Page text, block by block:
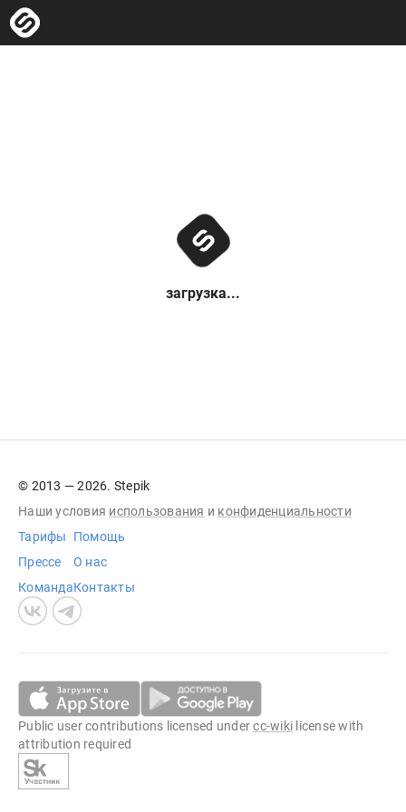
загрузка...
© 2013 — 2026. Stepik
Наши условия использования и конфиденциальности
Тарифы
Прессе
Команда
Помощь
О нас
Контакты
Public user contributions licensed undercc-wiki license with
attribution required